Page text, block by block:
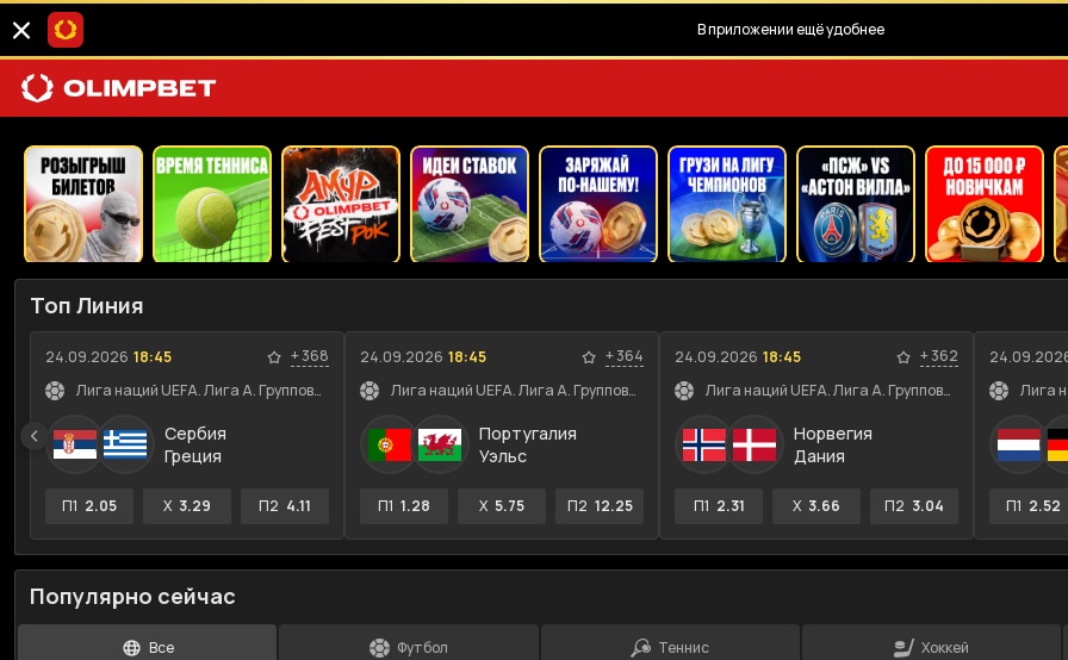
В приложении ещё удобнее
Топ Линия
24.09.2026 18:45 +368
Лига наций UEFA. Лига A. Групповой этап
Сербия
Греция
П1 2.05 X 3.29 П2 4.11
24.09.2026 18:45 +364
Лига наций UEFA. Лига A. Групповой этап
Португалия
Уэльс
П1 1.28 X 5.75 П2 12.25
24.09.2026 18:45 +362
Лига наций UEFA. Лига A. Групповой этап
Норвегия
Дания
П1 2.31 X 3.66 П2 3.04 П1 2.52
Популярно сейчас
Все Футбол Теннис Хоккей